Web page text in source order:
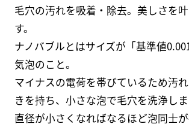
毛穴の汚れを吸着・除去。美しさを
す。
ナノバブルとはサイズが「基準値
気泡のこと。
マイナスの電荷を帯びているため汚
きを持ち、小さな泡で毛穴を洗浄しま
直径が小さくなればなるほど泡同士